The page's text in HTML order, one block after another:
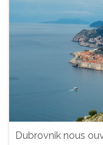
Dubrovnik nous